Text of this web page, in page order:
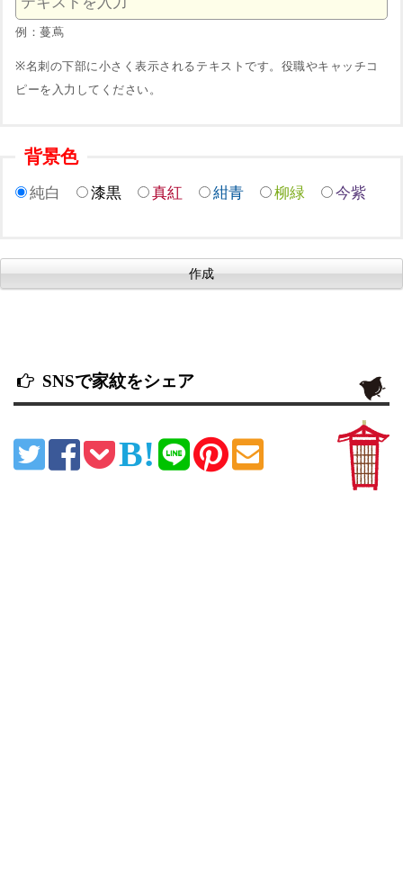
例：蔓蔦
※名刺の下部に小さく表示されるテキストです。役職やキャッチコ
ピーを入力してください。
背景色
純白 漆黒 真紅 紺青 柳緑 今紫
SNSで家紋をシェア